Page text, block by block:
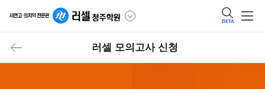
BETA
러셀 모의고사 신청